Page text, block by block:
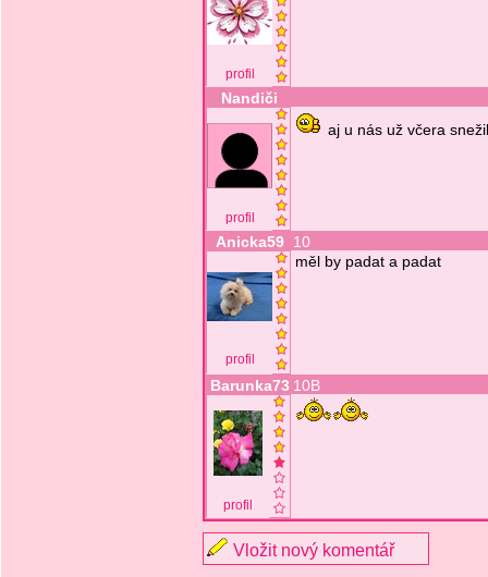
profil
Nandiči
profil
aj u nás už včera
Anicka59 10
profil
měl by padat a padat
Barunka73 10B
profil
Vložit nový komentář